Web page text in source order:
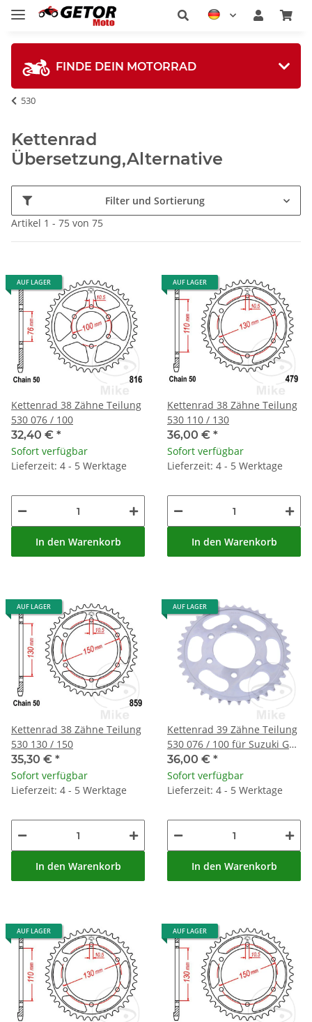
FINDE DEIN MOTORRAD
530
Kettenrad
Übersetzung,Alternative
Filter und Sortierung
Artikel 1 - 75 von 75
AUF LAGER
Kettenrad 38 Zähne Teilung
530 076 / 100
32,40 € *
Sofort verfügbar
Lieferzeit: 4 - 5 Werktage
In den Warenkorb
AUF LAGER
Kettenrad 38 Zähne Teilung
530 110 / 130
36,00 € *
Sofort verfügbar
Lieferzeit: 4 - 5 Werktage
In den Warenkorb
AUF LAGER
Kettenrad 38 Zähne Teilung
530 130 / 150
35,30 € *
Sofort verfügbar
Lieferzeit: 4 - 5 Werktage
In den Warenkorb
AUF LAGER
Kettenrad 39 Zähne Teilung
530 076 / 100 für Suzuki GS
550 M Katana GSF 1200
Bandit
36,00 € *
Sofort verfügbar
Lieferzeit: 4 - 5 Werktage
In den Warenkorb
AUF LAGER AUF LAGER